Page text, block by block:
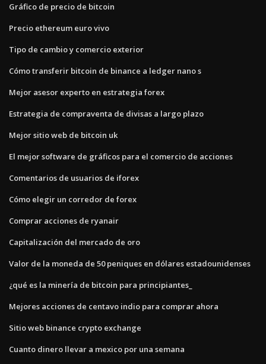
Gráfico de precio de bitcoin
Precio ethereum euro vivo
Tipo de cambio y comercio exterior
Cómo transferir bitcoin de binance a ledger nano s
Mejor asesor experto en estrategia forex
Estrategia de compraventa de divisas a largo plazo
Mejor sitio web de bitcoin uk
El mejor software de gráficos para el comercio de acciones
Comentarios de usuarios de iforex
Cómo elegir un corredor de forex
Comprar acciones de ryanair
Capitalización del mercado de oro
Valor de la moneda de 50 peniques en dólares estadounidenses
¿qué es la minería de bitcoin para principiantes_
Mejores acciones de centavo indio para comprar ahora
Sitio web binance crypto exchange
Cuanto dinero llevar a mexico por una semana